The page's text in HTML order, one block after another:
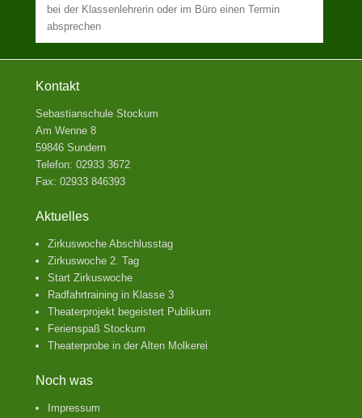
bei der Klassenlehrerin oder im Büro einen Termin
absprechen
Kontakt
Sebastianschule Stockum
Am Wenne 8
59846 Sundern
Telefon: 02933 3672
Fax: 02933 846393
Aktuelles
Zirkuswoche Abschlusstag
Zirkuswoche 2. Tag
Start Zirkuswoche
Radfahrtraining in Klasse 3
Theaterprojekt begeistert Publikum
Ferienspaß Stockum
Theaterprobe in der Alten Molkerei
Noch was
Impressum